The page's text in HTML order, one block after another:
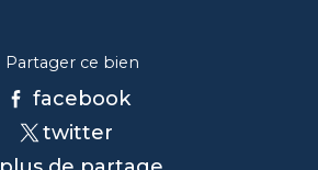
Partager ce bien
facebook
twitter